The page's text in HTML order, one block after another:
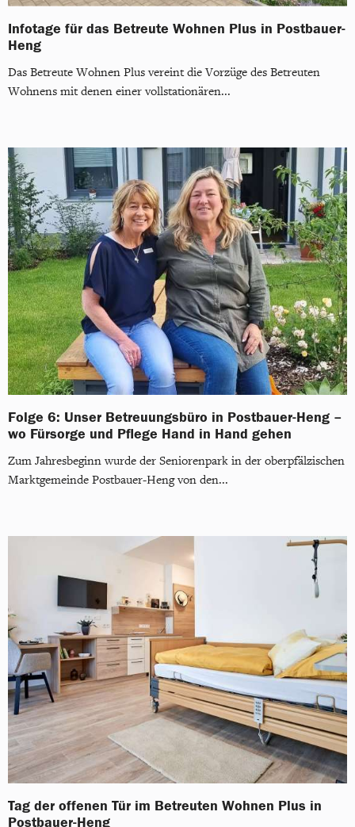
Infotage für das Betreute Wohnen Plus in Postbauer-
Heng
Das Betreute Wohnen Plus vereint die Vorzüge des Betreuten
Wohnens mit denen einer vollstationären...
Folge 6: Unser Betreuungsbüro in Postbauer-Heng –
wo Fürsorge und Pflege Hand in Hand gehen
Zum Jahresbeginn wurde der Seniorenpark in der oberpfälzischen
Marktgemeinde Postbauer-Heng von den...
Tag der offenen Tür im Betreuten Wohnen Plus in
Postbauer-Heng